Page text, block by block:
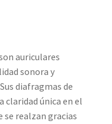
auriculares
sonora y
diafragmas de
claridad única en el
se realzan gracias